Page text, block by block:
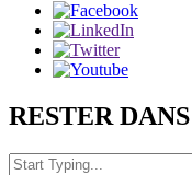
RESTER